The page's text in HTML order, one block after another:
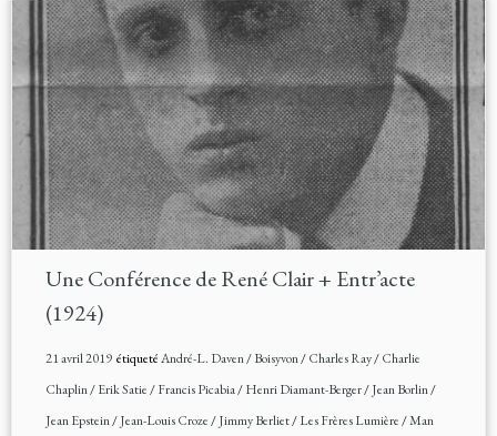
Une Conférence de René Clair + Entr’acte
(1924)
21 avril 2019étiquetéAndré-L. Daven/Boisyvon/Charles Ray/Charlie
Chaplin/Erik Satie/Francis Picabia/Henri Diamant-Berger/Jean Borlin/
Jean Epstein/Jean-Louis Croze/Jimmy Berliet/Les Frères Lumière/Man